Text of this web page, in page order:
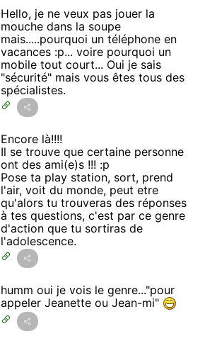
Hello, je ne veux pas jouer la
mouche dans la soupe
mais.....pourquoi un téléphone en
vacances :p... voire pourquoi un
mobile tout court... Oui je sais
"sécurité" mais vous êtes tous des
spécialistes.
Encore là!!!!
Il se trouve que certaine personne
ont des ami(e)s !!! :p
Pose ta play station, sort, prend
l'air, voit du monde, peut etre
qu'alors tu trouveras des réponses
à tes questions, c'est par ce genre
d'action que tu sortiras de
l'adolescence.
humm oui je vois le genre..."pour
appeler Jeanette ou Jean-mi"